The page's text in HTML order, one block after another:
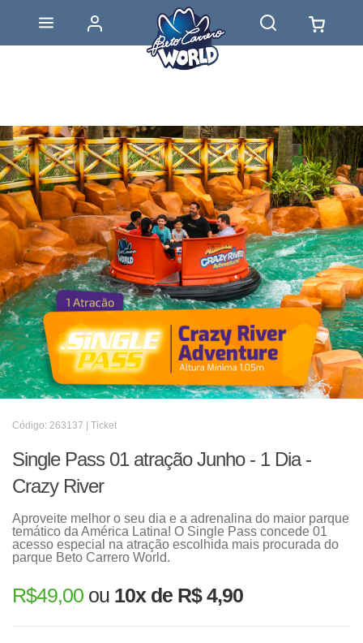
Código: 263137 | Ticket
Single Pass 01 atração Junho - 1 Dia -
Crazy River
Aproveite melhor o seu dia e a adrenalina do maior parque
temático da América Latina! O Single Pass concede 01
acesso especial na atração escolhida mais procurada do
parque Beto Carrero World.
R$49,00 ou 10x de R$ 4,90